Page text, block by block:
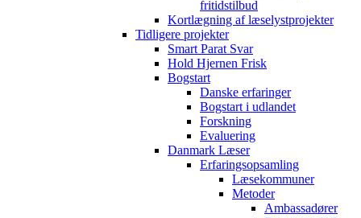
fritidstilbud
Kortlægning af læselystprojekter
Tidligere projekter
Smart Parat Svar
Hold Hjernen Frisk
Bogstart
Danske erfaringer
Bogstart i udlandet
Forskning
Evaluering
Danmark Læser
Erfaringsopsamling
Læsekommuner
Metoder
Ambassadører